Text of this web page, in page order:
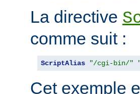
La directive
comme suit :
ScriptAlias "/cgi-bin/"
Cet exemple